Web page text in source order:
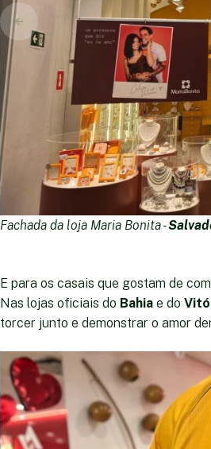
Fachada da loja Maria Bonita -
E para os casais que gostam de
Nas lojas oficiais do Bahia e do
torcer junto e demonstrar o amor